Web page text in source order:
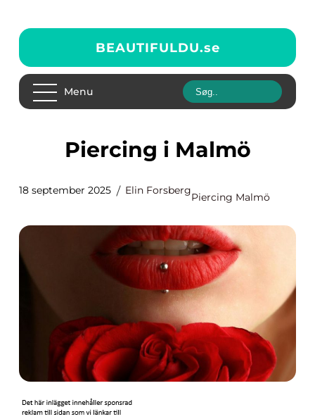
BEAUTIFULDU.se
Menu
Piercing i Malmö
18 september 2025 Elin Forsberg
Piercing Malmö